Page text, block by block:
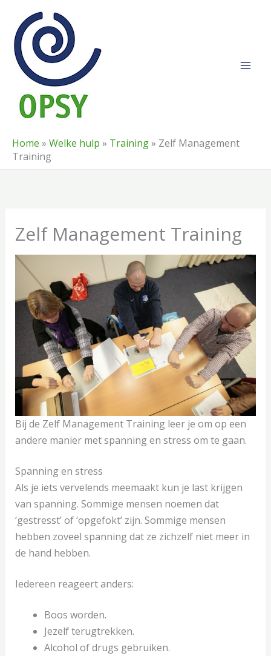
naar
inhoud
Home » Welke hulp » Training» Zelf Management
Training
Zelf Management Training
Bij de Zelf Management Training leer je om op een
andere manier met spanning en stress om te gaan.
Spanning en stress
Als je iets vervelends meemaakt kun je last krijgen
van spanning. Sommige mensen noemen dat
‘gestresst’ of ‘opgefokt’ zijn. Sommige mensen
hebben zoveel spanning dat ze zichzelf niet meer in
de hand hebben.
Iedereen reageert anders:
Boos worden.
Jezelf terugtrekken.
Alcohol of drugs gebruiken.